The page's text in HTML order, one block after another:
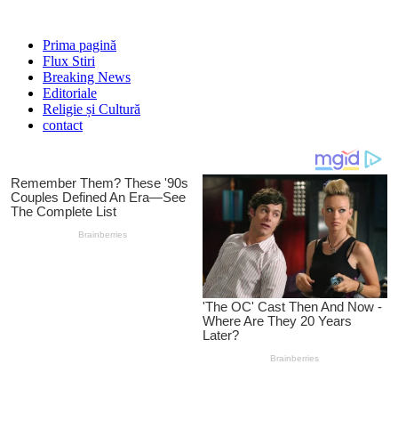
Prima pagină
Flux Stiri
Breaking News
Editoriale
Religie și Cultură
contact